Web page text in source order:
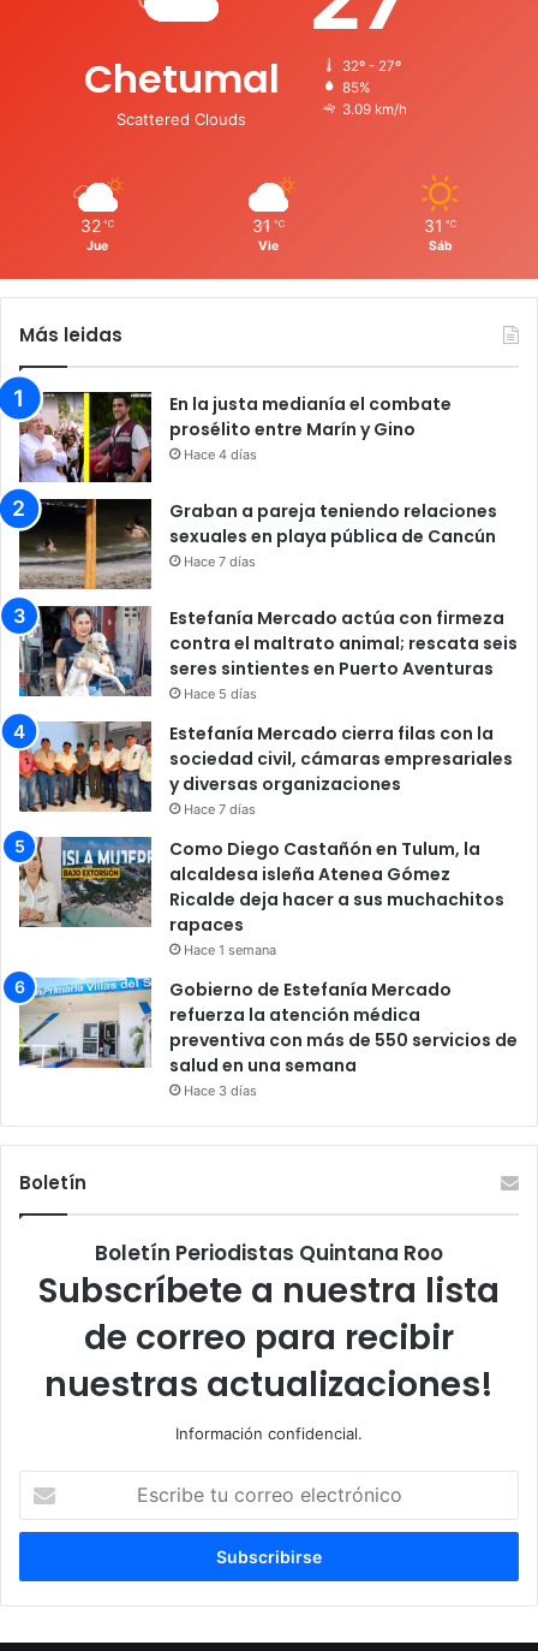
Chetumal
Scattered Clouds
32º - 27º
85%
3.09 km/h
32 ℃
Jue
31 ℃
Vie
31 ℃
Sáb
Más leidas
En la justa medianía el combate
prosélito entre Marín y Gino
Hace 4 días
Graban a pareja teniendo relaciones
sexuales en playa pública de Cancún
Hace 7 días
Estefanía Mercado actúa con firmeza
contra el maltrato animal; rescata seis
seres sintientes en Puerto Aventuras
Hace 5 días
Estefanía Mercado cierra filas con la
sociedad civil, cámaras empresariales
y diversas organizaciones
Hace 7 días
Como Diego Castañón en Tulum, la
alcaldesa isleña Atenea Gómez
Ricalde deja hacer a sus muchachitos
rapaces
Hace 1 semana
Gobierno de Estefanía Mercado
refuerza la atención médica
preventiva con más de 550 servicios de
salud en una semana
Hace 3 días
Boletín
Boletín Periodistas Quintana Roo
Subscríbete a nuestra lista
de correo para recibir
nuestras actualizaciones!
Información confidencial.
correo